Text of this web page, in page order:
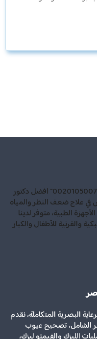
رقم تليفون "00201050075910" افضل دكتور
علاج ضعف النظر والمياه
الطبية، متوفر لدينا
والقرنية للأطفال والكبار
البصرية المتكاملة، نقدم
تصحيح عيوب